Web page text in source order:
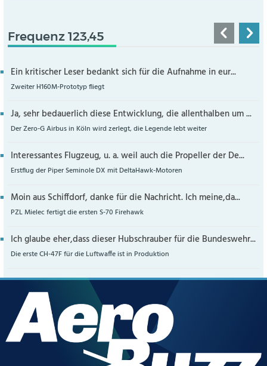
Frequenz 123,45
Ein kritischer Leser bedankt sich für die Aufnahme in eur...
Zweiter H160M-Prototyp fliegt
Ja, sehr bedauerlich diese Entwicklung, die allenthalben um ...
Der Zero-G Airbus in Köln wird zerlegt, die Legende lebt weiter
Interessantes Flugzeug, u. a. weil auch die Propeller der De...
Erstflug der Piper Seminole DX mit DeltaHawk-Motoren
Moin aus Schiffdorf, danke für die Nachricht. Ich meine,da...
PZL Mielec fertigt die ersten S-70 Firehawk
Ich glaube eher,dass dieser Hubschrauber für die Bundeswehr...
Die erste CH-47F für die Luftwaffe ist in Produktion